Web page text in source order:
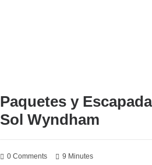
Paquetes y
Sol Wyndham
0 Comments 9 Minutes